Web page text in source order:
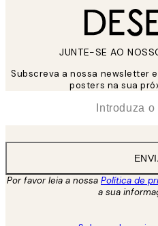
JUNTE-SE AO
Subscreva a nossa newsletter
posters na sua
Por favor leia a nossa Política de
a sua